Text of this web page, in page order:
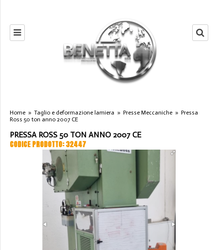
Home » Taglio e deformazione lamiera » Presse Meccaniche » Pressa
Ross 50 ton anno 2007 CE
PRESSA ROSS 50 TON ANNO 2007 CE
CODICE PRODOTTO: 32447